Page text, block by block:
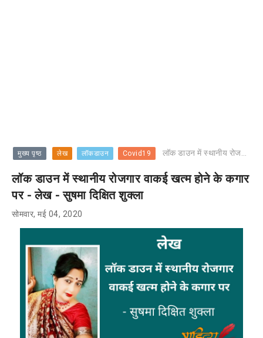
मुख्य पृष्ठ लेख लॉकडाउन Covid19 लॉक डाउन में स्थानीय रोजगार वाकई खत्म होने के कगार पर - लेख - सुषमा दिक्षित शुक्ला
लॉक डाउन में स्थानीय रोजगार वाकई खत्म होने के कगार
पर - लेख - सुषमा दिक्षित शुक्ला
सोमवार, मई 04, 2020